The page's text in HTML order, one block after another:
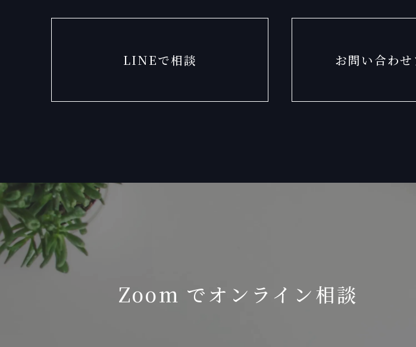
LINEで相談 お問い合わせ
Zoom でオンライン相談